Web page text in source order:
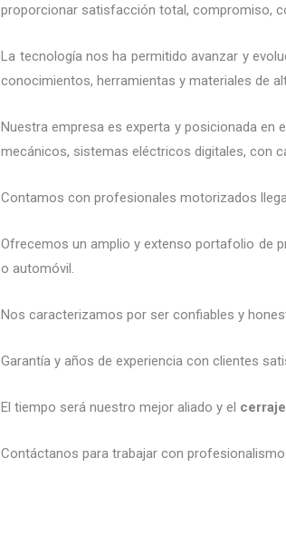
proporcionar satisfacción total, compromiso,
La tecnología nos ha permitido avanzar y
conocimientos, herramientas y materiales de
Nuestra empresa es experta y posicionada en
mecánicos, sistemas eléctricos digitales, con
Contamos con profesionales motorizados
Ofrecemos un amplio y extenso portafolio de
o automóvil.
Nos caracterizamos por ser confiables y
Garantía y años de experiencia con clientes
El tiempo será nuestro mejor aliado y el
Contáctanos para trabajar con profesionalismo